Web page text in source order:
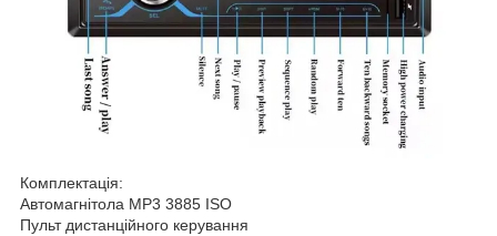
Комплектація:
Автомагнітола MP3 3885 ISO
Пульт дистанційного керування